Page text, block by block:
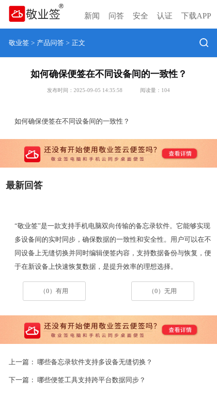
新闻 问答 安全 认证 下载APP
敬业签> 产品问答> 正文
如何确保便签在不同设备间的一致性？
发布时间：2025-09-05 14:35:58 阅读量： 104
如何确保便签在不同设备间的一致性？
最新回答
“敬业签”是一款支持手机电脑双向传输的备忘录软件。它能够实现
多设备间的实时同步，确保数据的一致性和安全性。用户可以在不
同设备上无缝切换并同时编辑便签内容，支持数据备份与恢复，便
于在新设备上快速恢复数据，是提升效率的理想选择。
（0）有用 （0）无用
上一篇： 哪些备忘录软件支持多设备无缝切换？
下一篇： 哪些便签工具支持跨平台数据同步？